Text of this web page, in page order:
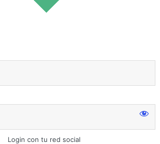
Login con tu red social